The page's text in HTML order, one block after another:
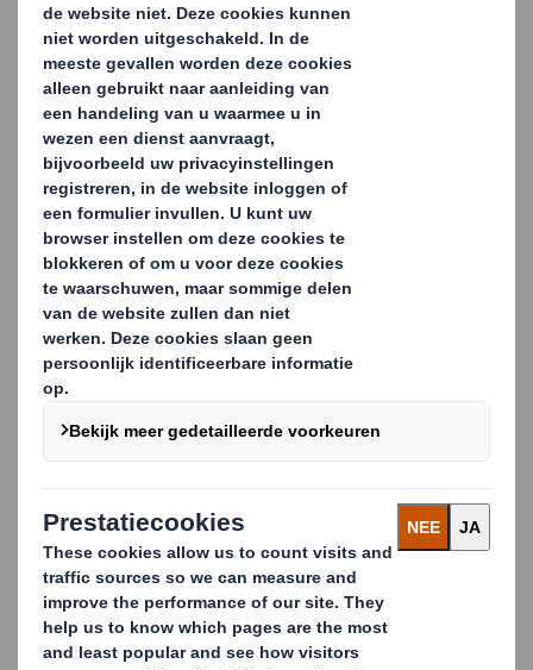
Win the shelf, win the
shopper
Tijdens het Engelstalige webinar wordt toegelicht hoe
verpakkingen, in combinatie met hoogwaardige print
en consistente kleurweergave, kunnen bijdragen aan
meer zichtbaarheid, herkenning en conversie in het
schap.
Aan de hand van praktijkcases uit onder meer de
drankensector, premium food en beauty & care laat DS
Smith zien hoe printtechnologie zich heeft ontwikkeld
tot een essentieel onderdeel van
verpakkingsontwerp.
Het webinar is gericht op professionals die betrokken
zijn bij beslissingen rondom verpakkingen, zoals
marketing‑ en brandmanagers, trade marketeers en
procurement‑specialisten.